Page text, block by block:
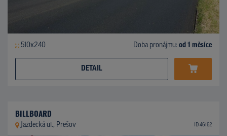
510x240 Doba pronájmu: od 1 měsíce
DETAIL
BILLBOARD
Jazdecká ul., Prešov ID 46162